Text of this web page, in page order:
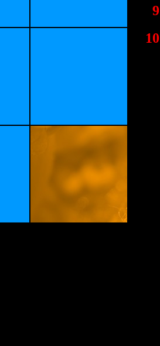
9
10